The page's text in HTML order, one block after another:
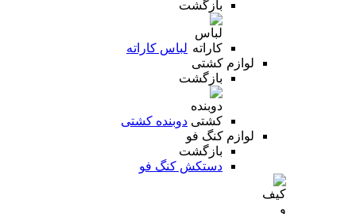
بازگشت
لباس کاراته
لوازم کشتی
بازگشت
دوبنده کشتی
لوازم کنگ فو
بازگشت
دستکش کنگ فو